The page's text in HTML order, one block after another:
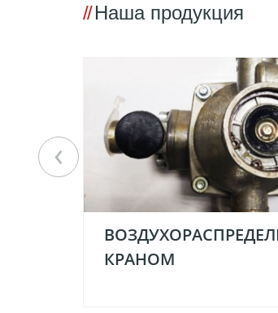
Наша продукция
КРАНОМ
‹